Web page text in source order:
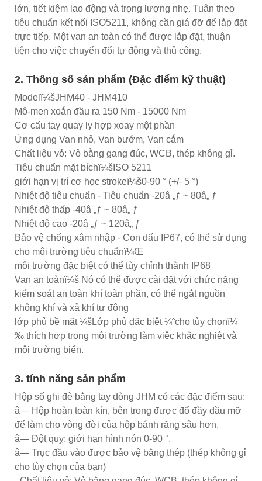
lớn, tiết kiệm lao động và trọng lượng nhẹ. Tuân theo
tiêu chuẩn kết nối ISO5211, không cần giá đỡ để lắp đặt
trực tiếp. Một van an toàn có thể được lắp đặt, thuận
tiện cho việc chuyển đổi tự động và thủ công.
2. Thông số sản phẩm (Đặc điểm kỹ thuật)
Modelï¼šJHM40 - JHM410
Mô-men xoắn đầu ra 150 Nm - 15000 Nm
Cơ cấu tay quay ly hợp xoay một phần
Ứng dụng Van nhỏ, Van bướm, Van cắm
Chất liệu vỏ: Vỏ bằng gang đúc, WCB, thép không gỉ.
Tiêu chuẩn mặt bíchï¼šISO 5211
giới hạn vị trí cơ học strokeï¼š0-90 ° (+/- 5 °)
Nhiệt độ tiêu chuẩn - Tiêu chuẩn -20â „ƒ ~ 80â„ ƒ
Nhiệt độ thấp -40â „ƒ ~ 80â„ ƒ
Nhiệt độ cao -20â „ƒ ~ 120â„ ƒ
Bảo vệ chống xâm nhập - Con dấu IP67, có thể sử dụng
cho môi trường tiêu chuẩnï¼Œ
môi trường đặc biệt có thể tùy chỉnh thành IP68
Van an toànï¼š Nó có thể được cài đặt với chức năng
kiểm soát an toàn khí toàn phần, có thể ngắt nguồn
không khí và xả khí tự động
lớp phủ bề mặt ¼šLớp phủ đặc biệt ¼ˆcho tùy chọnï¼
‰ thích hợp trong môi trường làm việc khắc nghiệt và
môi trường biển.
3. tính năng sản phẩm
Hộp số ghi đè bằng tay dòng JHM có các đặc điểm sau:
â— Hộp hoàn toàn kín, bên trong được đổ đầy dầu mỡ
để làm cho vòng đời của hộp bánh răng sâu hơn.
â— Đột quỵ: giới hạn hình nón 0-90 °.
â— Trục đầu vào được bảo vệ bằng thép (thép không gỉ
cho tùy chọn của bạn)